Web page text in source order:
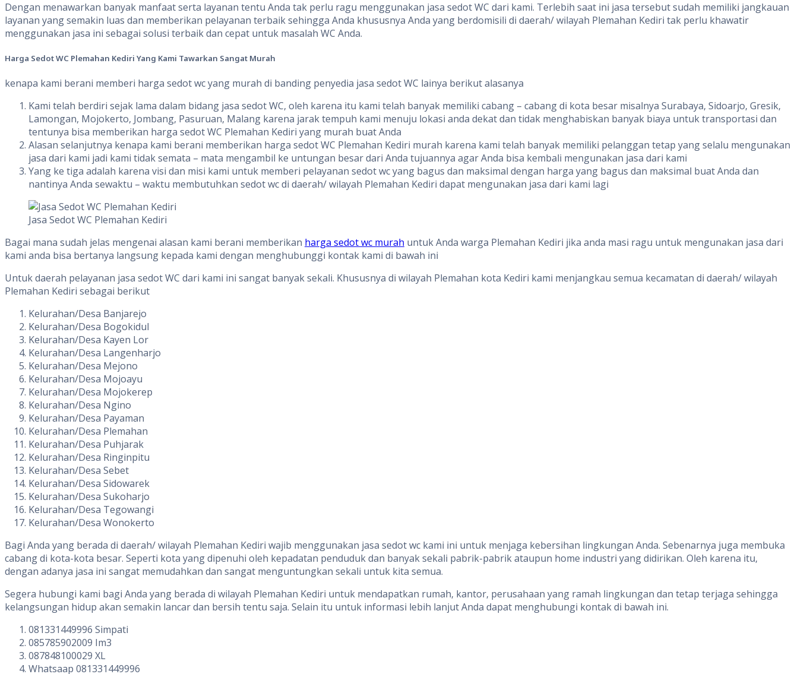
Dengan menawarkan banyak manfaat serta layanan tentu Anda tak perlu ragu menggunakan jasa sedot WC dari kami. Terlebih saat ini jasa tersebut sudah memiliki jangkauan
layanan yang semakin luas dan memberikan pelayanan terbaik sehingga Anda khususnya Anda yang berdomisili di daerah/ wilayah Plemahan Kediri tak perlu khawatir
menggunakan jasa ini sebagai solusi terbaik dan cepat untuk masalah WC Anda.
Harga SedotWC Plemahan Kediri Yang Kami Tawarkan Sangat Murah
kenapa kami berani memberi harga sedot wc yang murah di banding penyedia jasa sedot WC lainya berikut alasanya
Kami telah berdiri sejak lama dalam bidang jasa sedot WC, oleh karena itu kami telah banyak memiliki cabang – cabang di kota besar misalnya Surabaya, Sidoarjo, Gresik,
Lamongan, Mojokerto, Jombang, Pasuruan, Malang karena jarak tempuh kami menuju lokasi anda dekat dan tidak menghabiskan banyak biaya untuk transportasi dan
tentunya bisa memberikan harga sedot WC Plemahan Kediri yang murah buat Anda
Alasan selanjutnya kenapa kami berani memberikan harga sedot WC Plemahan Kediri murah karena kami telah banyak memiliki pelanggan tetap yang selalu mengunakan
jasa dari kami jadi kami tidak semata – mata mengambil ke untungan besar dari Anda tujuannya agar Anda bisa kembali mengunakan jasa dari kami
Yang ke tiga adalah karena visi dan misi kami untuk memberi pelayanan sedot wc yang bagus dan maksimal dengan harga yang bagus dan maksimal buat Anda dan
nantinya Anda sewaktu – waktu membutuhkan sedot wc di daerah/ wilayah Plemahan Kediri dapat mengunakan jasa dari kami lagi
Jasa Sedot WC Plemahan Kediri
Bagai mana sudah jelas mengenai alasan kami berani memberikan harga sedot wc murah untuk Anda warga Plemahan Kediri jika anda masi ragu untuk mengunakan jasa dari
kami anda bisa bertanya langsung kepada kami dengan menghubunggi kontak kami di bawah ini
Untuk daerah pelayanan jasa sedot WC dari kami ini sangat banyak sekali. Khususnya di wilayah Plemahan kota Kediri kami menjangkau semua kecamatan di daerah/ wilayah
Plemahan Kediri sebagai berikut
Kelurahan/Desa Banjarejo
Kelurahan/Desa Bogokidul
Kelurahan/Desa Kayen Lor
Kelurahan/Desa Langenharjo
Kelurahan/Desa Mejono
Kelurahan/Desa Mojoayu
Kelurahan/Desa Mojokerep
Kelurahan/Desa Ngino
Kelurahan/Desa Payaman
Kelurahan/Desa Plemahan
Kelurahan/Desa Puhjarak
Kelurahan/Desa Ringinpitu
Kelurahan/Desa Sebet
Kelurahan/Desa Sidowarek
Kelurahan/Desa Sukoharjo
Kelurahan/Desa Tegowangi
Kelurahan/Desa Wonokerto
Bagi Anda yang berada di daerah/ wilayah Plemahan Kediri wajib menggunakan jasa sedot wc kami ini untuk menjaga kebersihan lingkungan Anda. Sebenarnya juga membuka
cabang di kota-kota besar. Seperti kota yang dipenuhi oleh kepadatan penduduk dan banyak sekali pabrik-pabrik ataupun home industri yang didirikan. Oleh karena itu,
dengan adanya jasa ini sangat memudahkan dan sangat menguntungkan sekali untuk kita semua.
Segera hubungi kami bagi Anda yang berada di wilayah Plemahan Kediri untuk mendapatkan rumah, kantor, perusahaan yang ramah lingkungan dan tetap terjaga sehingga
kelangsungan hidup akan semakin lancar dan bersih tentu saja. Selain itu untuk informasi lebih lanjut Anda dapat menghubungi kontak di bawah ini.
081331449996 Simpati
085785902009 Im3
087848100029 XL
Whatsaap 081331449996